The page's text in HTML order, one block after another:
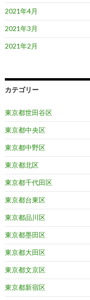
2021年4月
2021年3月
2021年2月
カテゴリー
東京都世田谷区
東京都中央区
東京都中野区
東京都北区
東京都千代田区
東京都台東区
東京都品川区
東京都墨田区
東京都大田区
東京都文京区
東京都新宿区